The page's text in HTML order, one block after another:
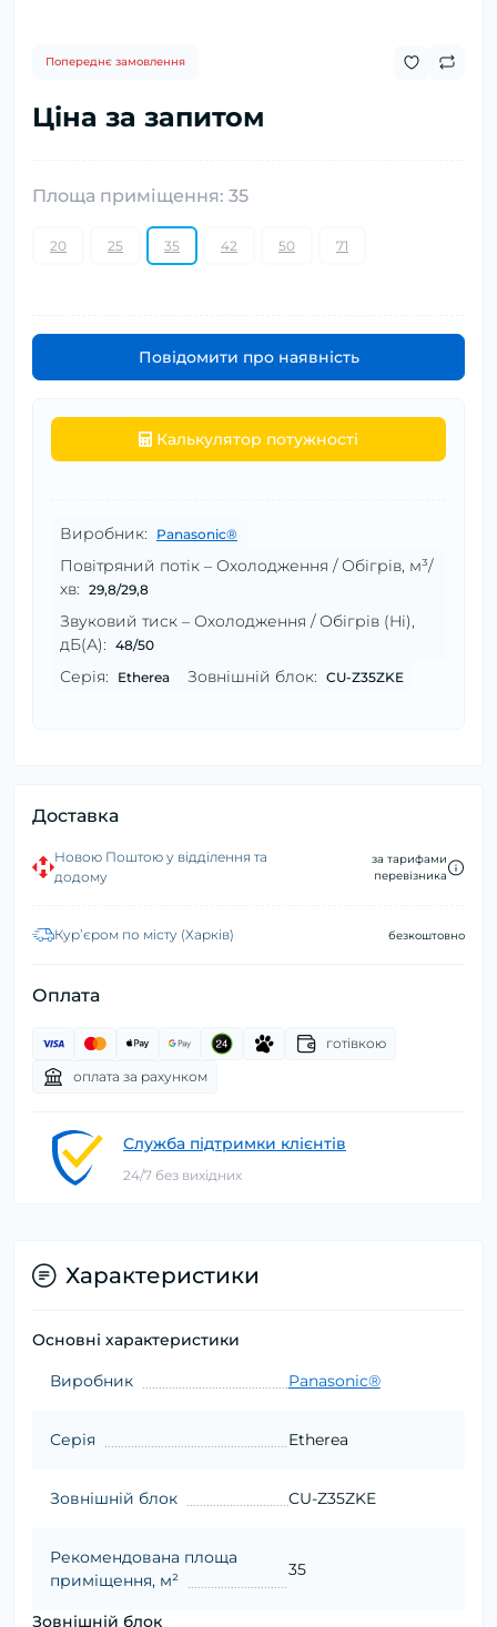
Попереднє замовлення
Ціна за запитом
Площа приміщення: 35
20 25 35 42 50 71
Повідомити про наявність
Калькулятор потужності
Виробник: Panasonic®
Повітряний потік – Охолодження / Обігрів, м³/
хв: 29,8/29,8
Звуковий тиск – Охолодження / Обігрів (Hi),
дБ(А): 48/50
Серія: Etherea Зовнішній блок: CU-Z35ZKE
Доставка
Новою Поштою у відділення та
додому
за тарифами
перевізника
Курʼєром по місту (Харків) безкоштовно
Оплата
готівкою
оплата за рахунком
Служба підтримки клієнтів
24/7 без вихідних
Характеристики
Основні характеристики
Виробник Panasonic®
Серія Etherea
Зовнішній блок CU-Z35ZKE
Рекомендована площа
приміщення, м²
35
Зовнішній блок